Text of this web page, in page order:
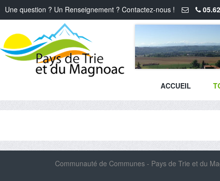
Une question ? Un Renseignement ? Contactez-nous !
ACCUEIL
Communauté de Communes - Pays de Trie et du